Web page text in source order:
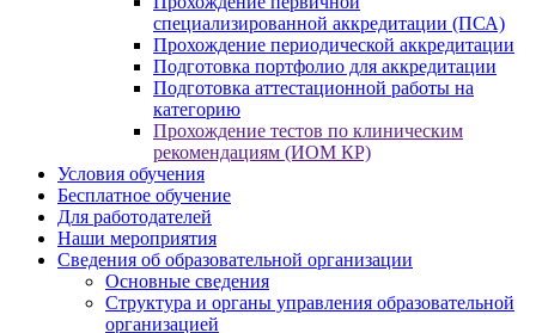
специализированной аккредитации (ПСА)
Прохождение периодической аккредитации
Подготовка портфолио для аккредитации
Подготовка аттестационной работы на
категорию
Прохождение тестов по клиническим
рекомендациям (ИОМ КР)
Условия обучения
Бесплатное обучение
Для работодателей
Наши мероприятия
Сведения об образовательной организации
Основные сведения
Структура и органы управления образовательной
организацией